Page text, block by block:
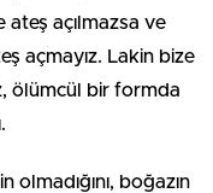
ateş açılmazsa ve
açmayız. Lakin bize
ölümcül bir formda
olmadığını, boğazın